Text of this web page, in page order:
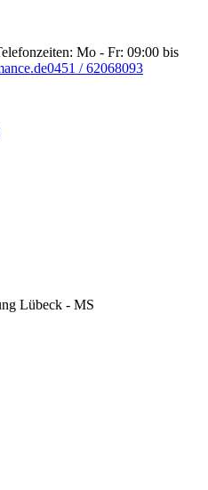
Mo - Fr: 09:00 bis
0451 / 62068093